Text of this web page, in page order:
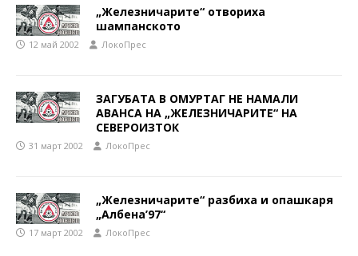
„Железничарите“ отвориха
шампанското
12 май 2002 ЛокоПрес
ЗАГУБАТА В ОМУРТАГ НЕ НАМАЛИ
АВАНСА НА „ЖЕЛЕЗНИЧАРИТЕ“ НА
СЕВЕРОИЗТОК
31 март 2002 ЛокоПрес
„Железничарите“ разбиха и опашкаря
„Албена’97“
17 март 2002 ЛокоПрес